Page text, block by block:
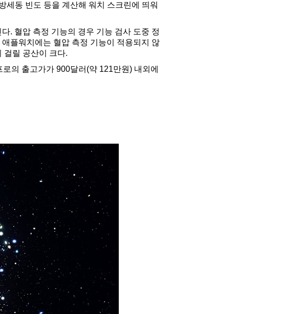
세동 빈도 등을 계산해 워치 스크린에 띄워
. 혈압 측정 기능의 경우 기능 검사 도중 정
플워치에는 혈압 측정 기능이 적용되지 않
걸릴 공산이 크다.
의 출고가가 900달러(약 121만원) 내외에